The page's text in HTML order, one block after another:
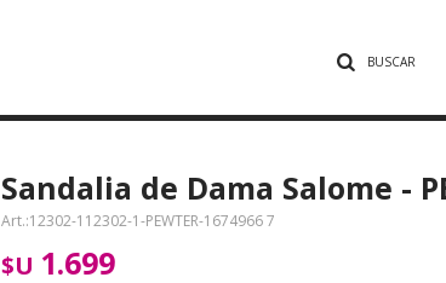
Sandalia de Dama Salome -
12302-112302-1-PEWTER-1674966 7
$U 1.699